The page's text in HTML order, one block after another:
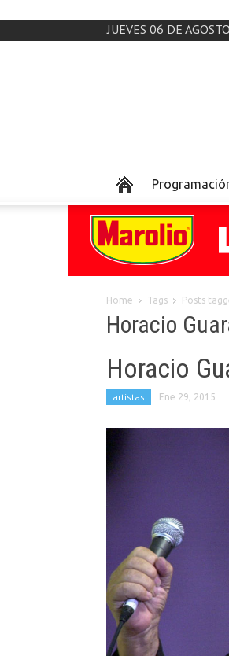
JUEVES 06 DE
Home Tags Posts
Horacio
Horacio
artistas Ene 29, 2015